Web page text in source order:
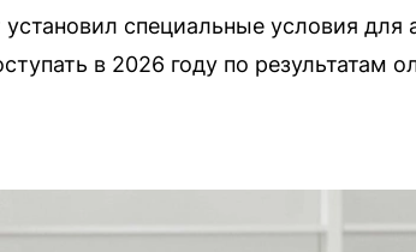
специальные условия для
в 2026 году по